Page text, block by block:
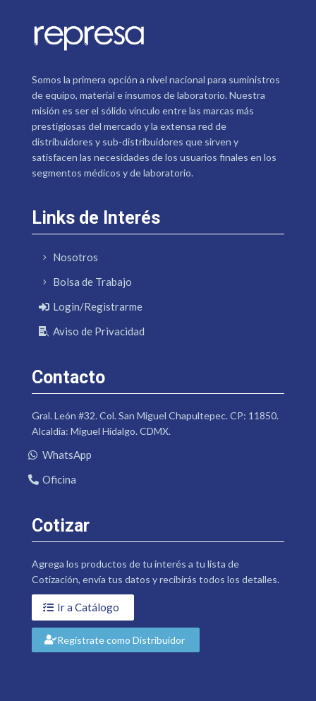
Somos la primera opción a nivel nacional para suministros
de equipo, material e insumos de laboratorio. Nuestra
misión es ser el sólido vínculo entre las marcas más
prestigiosas del mercado y la extensa red de
distribuidores y sub-distribuidores que sirven y
satisfacen las necesidades de los usuarios finales en los
segmentos médicos y de laboratorio.
Links de Interés
Nosotros
Bolsa de Trabajo
Login/Registrarme
Aviso de Privacidad
Contacto
Gral. León #32. Col. San Miguel Chapultepec. CP: 11850.
Alcaldía: Miguel Hidalgo. CDMX.
WhatsApp
Oficina
Cotizar
Agrega los productos de tu interés a tu lista de
Cotización, envía tus datos y recibirás todos los detalles.
Ir a Catálogo
Regístrate como Distribuidor